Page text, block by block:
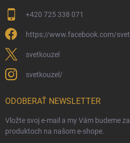
+420 725 338 071
https://www.facebook.com/
svetkouzel
svetkouzel/
ODOBERAŤ NEWSLETTER
Vložte svoj e-mail a my Vám budeme
produktoch na našom e-shope.